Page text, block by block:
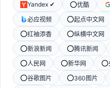
Yandex ✔
优酷
必应视频
起点中文网
红袖添香
纵横中文网
新浪新闻
腾讯新闻
人民网
新华网
谷歌图片
360图片